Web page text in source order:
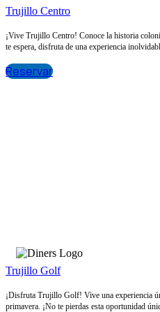
Trujillo Centro
¡Vive Trujillo Centro! Conoce la historia
te espera, disfruta de una experiencia
Reservar
Trujillo Golf
¡Disfruta Trujillo Golf! Vive una experiencia
primavera. ¡No te pierdas esta oportunidad